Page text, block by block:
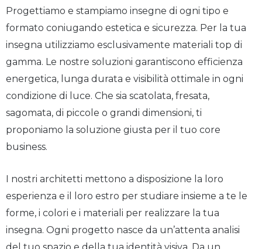
Progettiamo e stampiamo insegne di ogni tipo e
formato coniugando estetica e sicurezza. Per la tua
insegna utilizziamo esclusivamente materiali top di
gamma. Le nostre soluzioni garantiscono efficienza
energetica, lunga durata e visibilità ottimale in ogni
condizione di luce. Che sia scatolata, fresata,
sagomata, di piccole o grandi dimensioni, ti
proponiamo la soluzione giusta per il tuo core
business.
I nostri architetti mettono a disposizione la loro
esperienza e il loro estro per studiare insieme a te le
forme, i colori e i materiali per realizzare la tua
insegna. Ogni progetto nasce da un’attenta analisi
del tuo spazio e della tua identità visiva. Da un